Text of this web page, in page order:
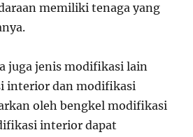
memiliki tenaga yang
juga jenis modifikasi lain
interior dan modifikasi
oleh bengkel modifikasi
interior dapat